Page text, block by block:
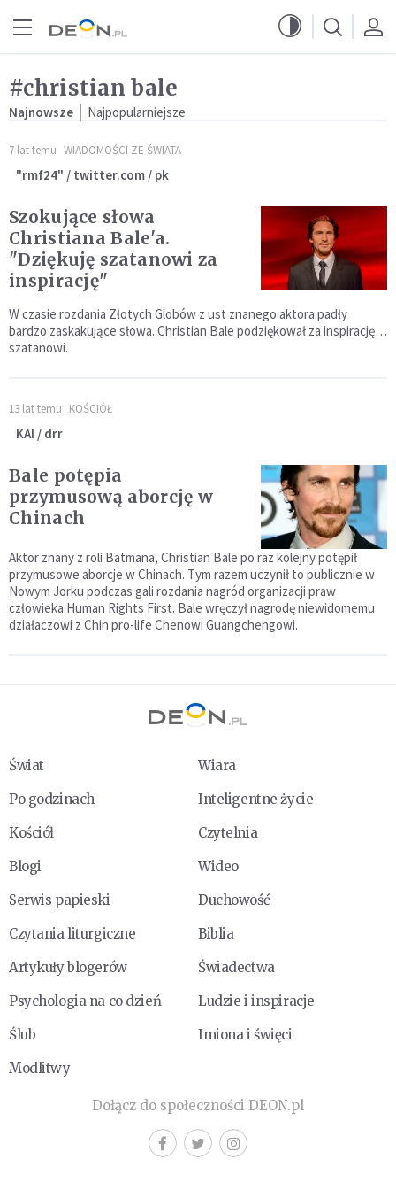
#christian bale
Najnowsze Najpopularniejsze
7 lat temu WIADOMOŚCI ZE ŚWIATA
"rmf24" / twitter.com / pk
Szokujące słowa
Christiana Bale'a.
"Dziękuję szatanowi za
inspirację"
W czasie rozdania Złotych Globów z ust znanego aktora padły
bardzo zaskakujące słowa. Christian Bale podziękował za inspirację…
szatanowi.
13 lat temu KOŚCIÓŁ
KAI / drr
Bale potępia
przymusową aborcję w
Chinach
Aktor znany z roli Batmana, Christian Bale po raz kolejny potępił
przymusowe aborcje w Chinach. Tym razem uczynił to publicznie w
Nowym Jorku podczas gali rozdania nagród organizacji praw
człowieka Human Rights First. Bale wręczył nagrodę niewidomemu
działaczowi z Chin pro-life Chenowi Guangchengowi.
Świat
Wiara
Po godzinach
Inteligentne życie
Kościół
Czytelnia
Blogi
Wideo
Serwis papieski
Duchowość
Czytania liturgiczne
Biblia
Artykuły blogerów
Świadectwa
Psychologia na co dzień
Ludzie i inspiracje
Ślub
Imiona i święci
Modlitwy
Dołącz do społeczności DEON.pl